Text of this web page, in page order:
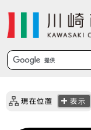
現在位置 表示